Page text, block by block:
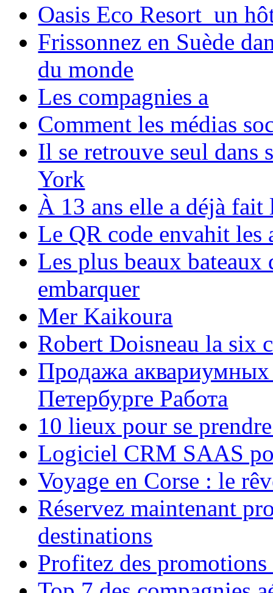
Oasis Eco Resort un
Frissonnez en Suède
du monde
Les compagnies a
Comment les médias
Il se retrouve seul dans
York
À 13 ans elle a déjà
Le QR code envahit les
Les plus beaux bateaux
embarquer
Mer Kaikoura
Robert Doisneau la six
Продажа аквариумных
Петербурге Работа
10 lieux pour se
Logiciel CRM SAAS
Voyage en Corse : le
Réservez maintenant
destinations
Profitez des